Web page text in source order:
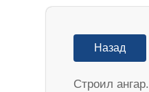
Назад
Строил ангар.